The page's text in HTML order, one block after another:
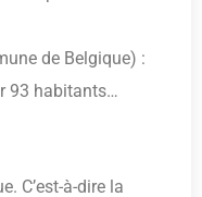
de Belgique) :
93 habitants…
C’est-à-dire la